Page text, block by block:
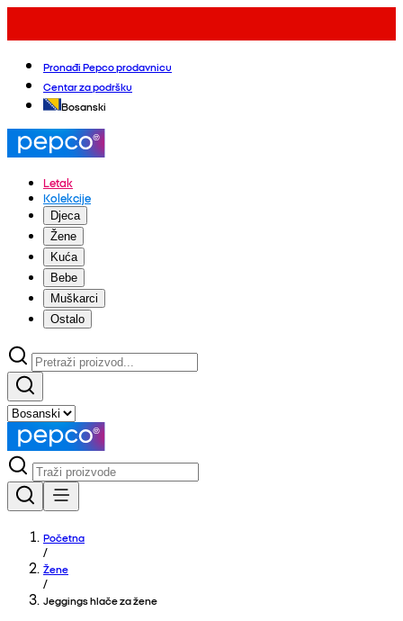
Pronađi Pepco prodavnicu
Centar za podršku
Bosanski
Letak
Kolekcije
Djeca
Žene
Kuća
Bebe
Muškarci
Ostalo
Početna
/
Žene
/
Jeggings hlače za žene